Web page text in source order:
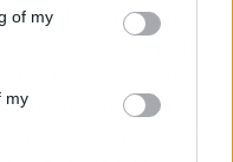
of my
my
válida para el agua
es la horquilla
calor
El termostato